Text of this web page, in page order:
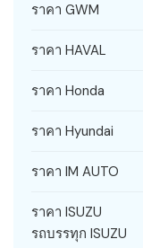
ราคา GWM
ราคา HAVAL
ราคา Honda
ราคา Hyundai
ราคา IM AUTO
ราคา ISUZU
รถบรรทุก ISUZU